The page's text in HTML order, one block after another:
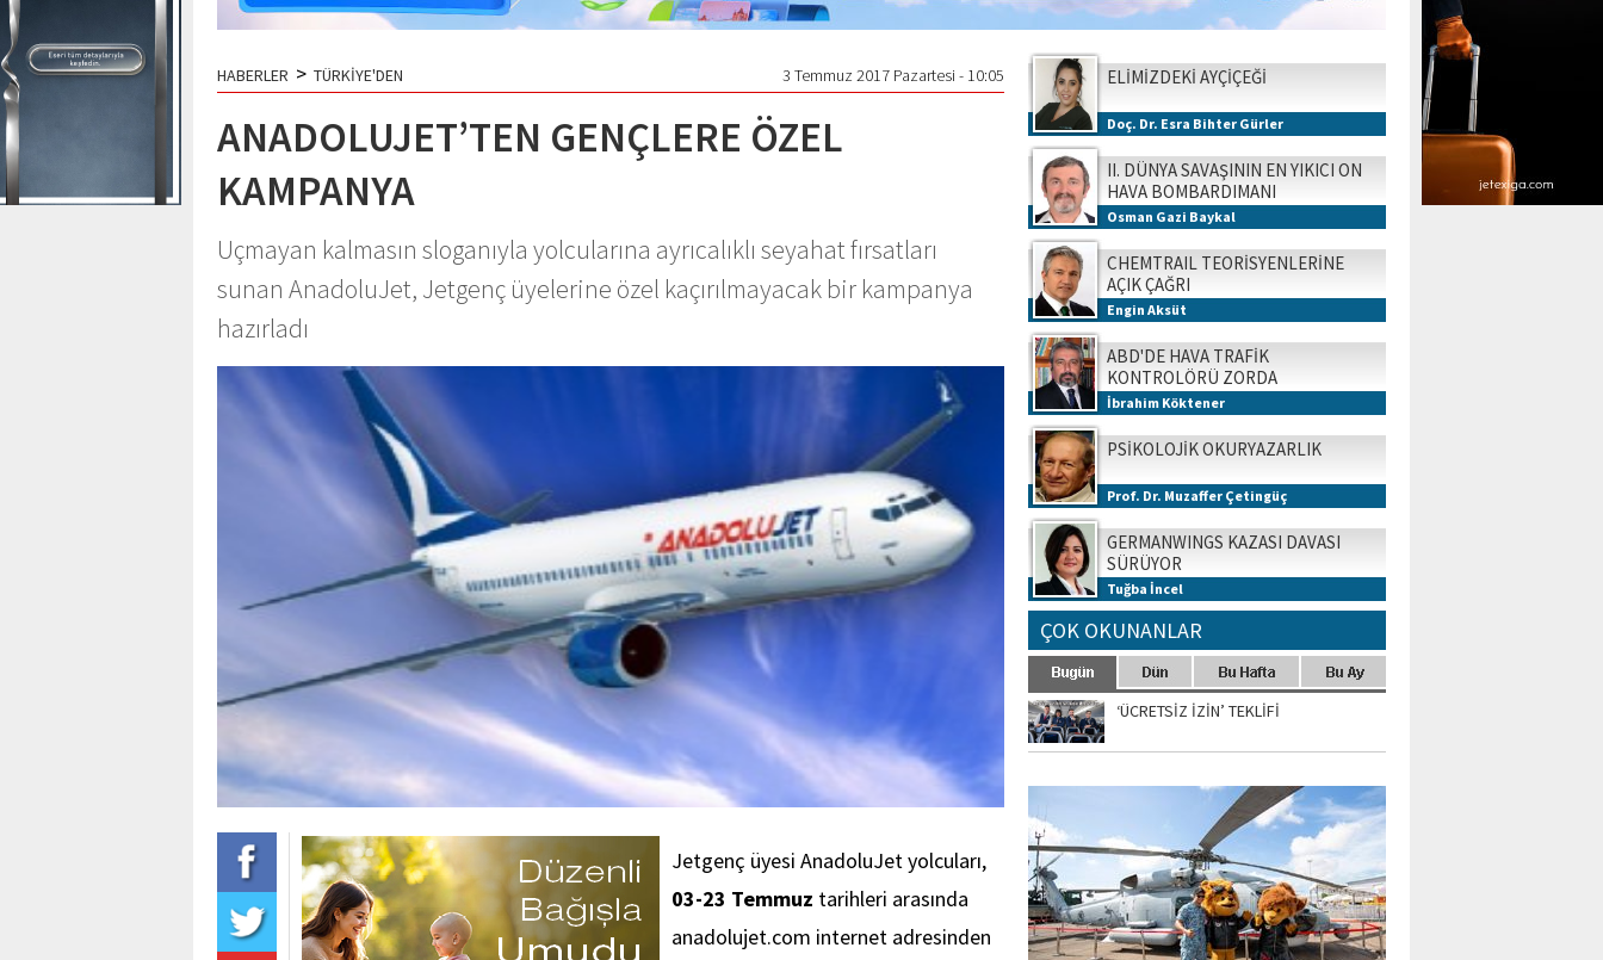
HABERLER > TÜRKİYE'DEN 3 Temmuz 2017 Pazartesi - 10:05
ANADOLUJET’TEN GENÇLERE ÖZEL
KAMPANYA
Uçmayan kalmasın sloganıyla yolcularına ayrıcalıklı seyahat fırsatları
sunan AnadoluJet, Jetgenç üyelerine özel kaçırılmayacak bir kampanya
hazırladı
Jetgenç üyesi AnadoluJet yolcuları,
03-23 Temmuz tarihleri arasında
anadolujet.com internet adresinden
ELİMİZDEKİ AYÇİÇEĞİ
Doç. Dr. Esra Bihter Gürler
II. DÜNYA SAVAŞININ EN YIKICI ON
HAVA BOMBARDIMANI
Osman Gazi Baykal
CHEMTRAIL TEORİSYENLERİNE
AÇIK ÇAĞRI
Engin Aksüt
ABD'DE HAVA TRAFİK
KONTROLÖRÜ ZORDA
İbrahim Köktener
PSİKOLOJİK OKURYAZARLIK
Prof. Dr. Muzaffer Çetingüç
GERMANWINGS KAZASI DAVASI
SÜRÜYOR
Tuğba İncel
ÇOK OKUNANLAR
‘ÜCRETSİZ İZİN’ TEKLİFİ
SİNGAPUR AIRSHOW-2020